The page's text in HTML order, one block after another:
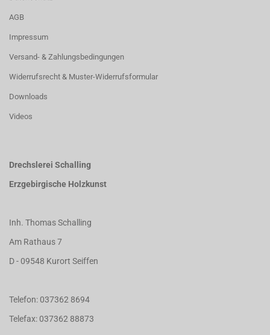
AGB
Impressum
Versand- & Zahlungsbedingungen
Widerrufsrecht & Muster-Widerrufsformular
Downloads
Videos
Drechslerei Schalling
Erzgebirgische Holzkunst
Inh. Thomas Schalling
Am Rathaus 7
D - 09548 Kurort Seiffen
Telefon: 037362 8694
Telefax: 037362 88873